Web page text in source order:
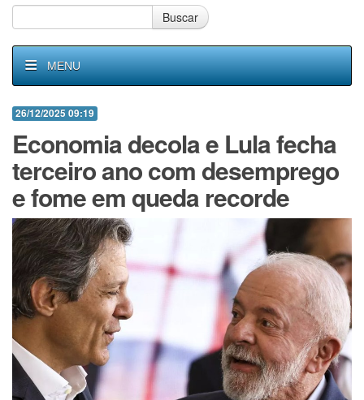
Buscar
MENU
26/12/2025 09:19
Economia decola e Lula fecha
terceiro ano com desemprego
e fome em queda recorde